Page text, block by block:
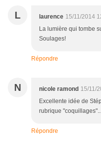
L laurence 15/11/2014
La lumière qui tombe
Soulages!
Répondre
N nicole ramond 15/11/
Excellente idée de
rubrique
Répondre